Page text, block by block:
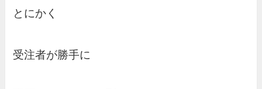
とにかく
受注者が勝手に